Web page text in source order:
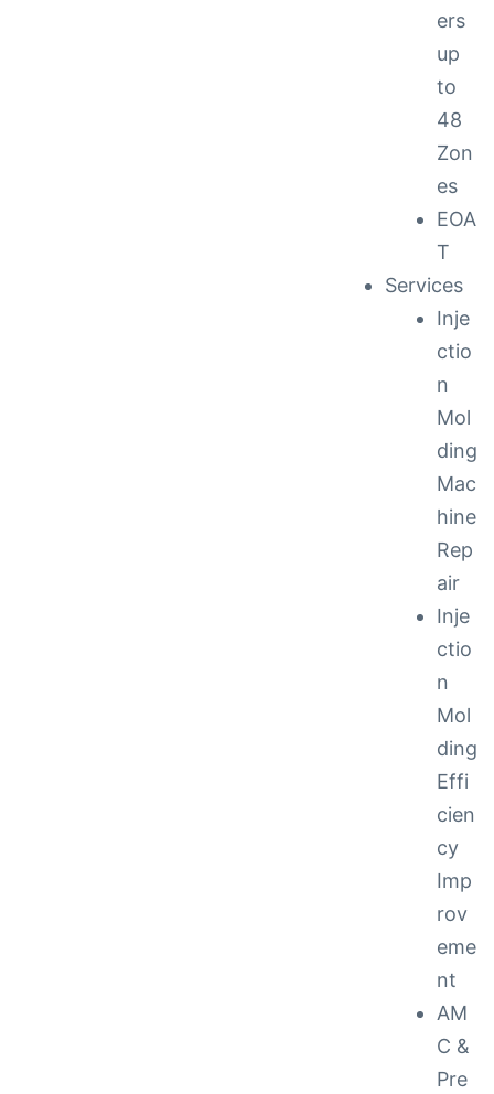
ers
up
to
48
Zon
es
EOA
T
Services
Inje
ctio
n
Mol
ding
Mac
hine
Rep
air
Inje
ctio
n
Mol
ding
Effi
cien
cy
Imp
rov
eme
nt
AM
C &
Pre